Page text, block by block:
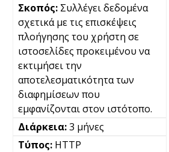
Συλλέγει δεδομένα
σχετικά με τις επισκέψεις
πλοήγησης του χρήστη σε
ιστοσελίδες προκειμένου να
εκτιμήσει την
αποτελεσματικότητα των
διαφημίσεων που
εμφανίζονται στον ιστότοπο.
3 μήνες
HTTP